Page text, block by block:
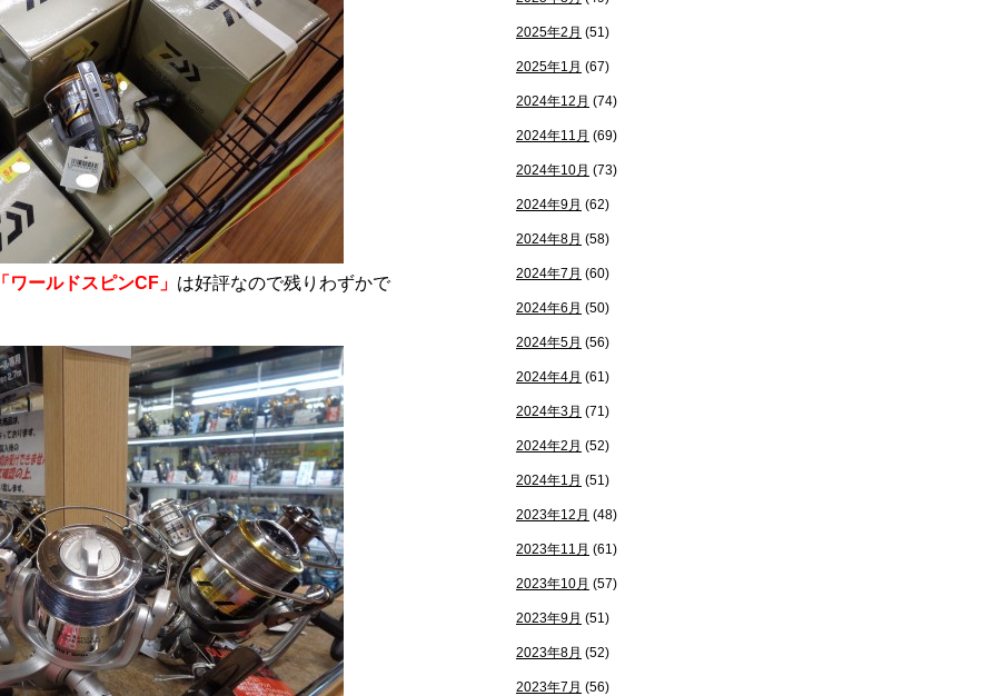
「ワールドスピンCF」 は好評なので残りわずかで
2025年2月 (51)
2025年1月 (67)
2024年12月 (74)
2024年11月 (69)
2024年10月 (73)
2024年9月 (62)
2024年8月 (58)
2024年7月 (60)
2024年6月 (50)
2024年5月 (56)
2024年4月 (61)
2024年3月 (71)
2024年2月 (52)
2024年1月 (51)
2023年12月 (48)
2023年11月 (61)
2023年10月 (57)
2023年9月 (51)
2023年8月 (52)
2023年7月 (56)